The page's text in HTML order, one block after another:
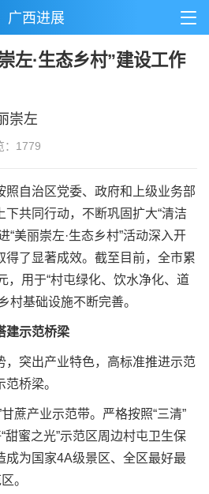
广西进展
左·生态乡村”建设工作
崇左
1779
自治区党委、政府和上级业务部
共同行动，不断巩固扩大“清洁
“美丽崇左·生态乡村”活动深入开
得了显著成效。截至目前，全市累
，用于“村屯绿化、饮水净化、道
村基础设施不断完善。
建示范桥梁
突出产业特色，高标准推进示范
桥梁。
产业示范带。严格按照“三清”
甜蜜之光”示范区周边村屯卫生保
成为国家4A级景区、全区最好最
。